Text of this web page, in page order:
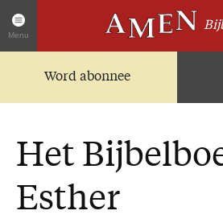
Menu
Word abonnee
Artikelen
Zoek in alle artikelen
Twitter
Facebook
Het
Esther